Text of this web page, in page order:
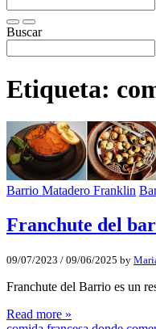
Buscar
Etiqueta:
Barrio Matadero Franklin
Franchute del
09/07/2023 / 09/06/2025 by
Franchute del Barrio es un
Read more »